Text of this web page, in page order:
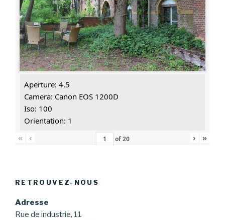
Aperture: 4.5
Camera: Canon EOS 1200D
Iso: 100
Orientation: 1
«
‹ of20 › »
RETROUVEZ-NOUS
Adresse
Rue de industrie, 11